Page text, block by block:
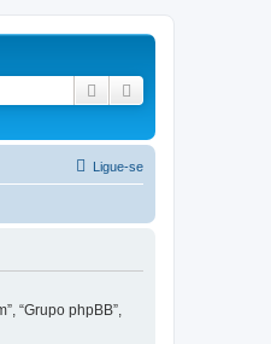
Pesquisar
Ligue-se
“Grupo phpBB”,